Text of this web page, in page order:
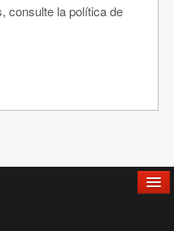
consulte la política de